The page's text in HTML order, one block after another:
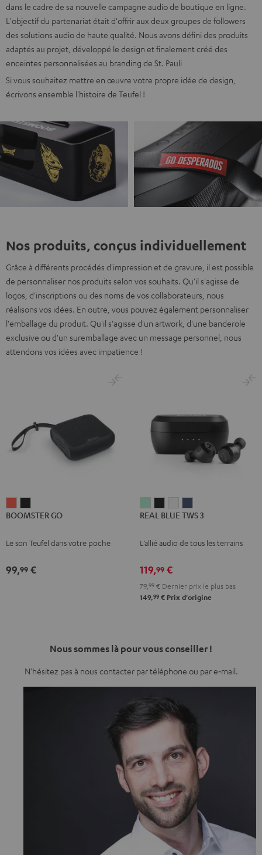
dans le cadre de sa nouvelle campagne audio de boutique en ligne.
L'objectif du partenariat était d'offrir aux deux groupes de followers
des solutions audio de haute qualité. Nous avons défini des produits
adaptés au projet, développé le design et finalement créé des
enceintes personnalisées au branding de St. Pauli
Si vous souhaitez mettre en œuvre votre propre idée de design,
écrivons ensemble l'histoire de Teufel !
Nos produits, conçus individuellement
Grâce à différents procédés d'impression et de gravure, il est possible
de personnaliser nos produits selon vos souhaits. Qu'il s'agisse de
logos, d'inscriptions ou des noms de vos collaborateurs, nous
réalisons vos idées. En outre, vous pouvez également personnaliser
l'emballage du produit. Qu'il s'agisse d'un artwork, d'une banderole
exclusive ou d'un suremballage avec un message personnel, nous
attendons vos idées avec impatience !
GO
Red
GO
Black
BOOMSTER GO
Le son Teufel dans votre poche
99,99 €
BLUE
3
Green
BLUE
3
Black
BLUE
3
BLUE
3
REAL BLUE TWS 3
L’allié audio de tous les terrains
119,99 €
79, 99 € Dernier prix le plus bas
149,99 € Prix d'origine
Nous sommes là pour vous conseiller !
N’hésitez pas à nous contacter par téléphone ou par e‑mail.